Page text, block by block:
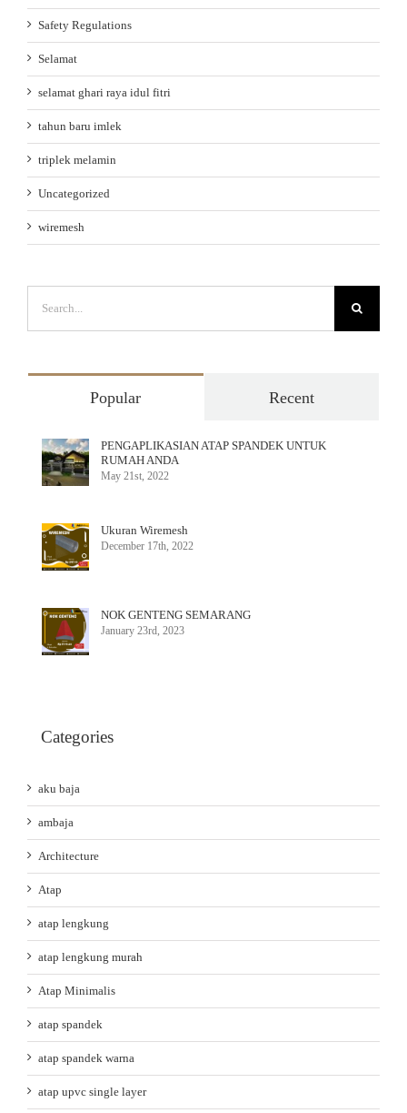
Safety Regulations
Selamat
selamat ghari raya idul fitri
tahun baru imlek
triplek melamin
Uncategorized
wiremesh
for:
Popular Recent
PENGAPLIKASIAN ATAP SPANDEK UNTUK
RUMAH ANDA
May 21st, 2022
Ukuran Wiremesh
December 17th, 2022
NOK GENTENG SEMARANG
January 23rd, 2023
Categories
aku baja
ambaja
Architecture
Atap
atap lengkung
atap lengkung murah
Atap Minimalis
atap spandek
atap spandek warna
atap upvc single layer